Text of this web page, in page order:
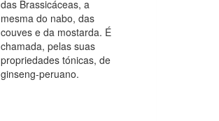
das Brassicáceas, a
mesma do nabo, das
couves e da mostarda. É
chamada, pelas suas
propriedades tónicas, de
ginseng-peruano.